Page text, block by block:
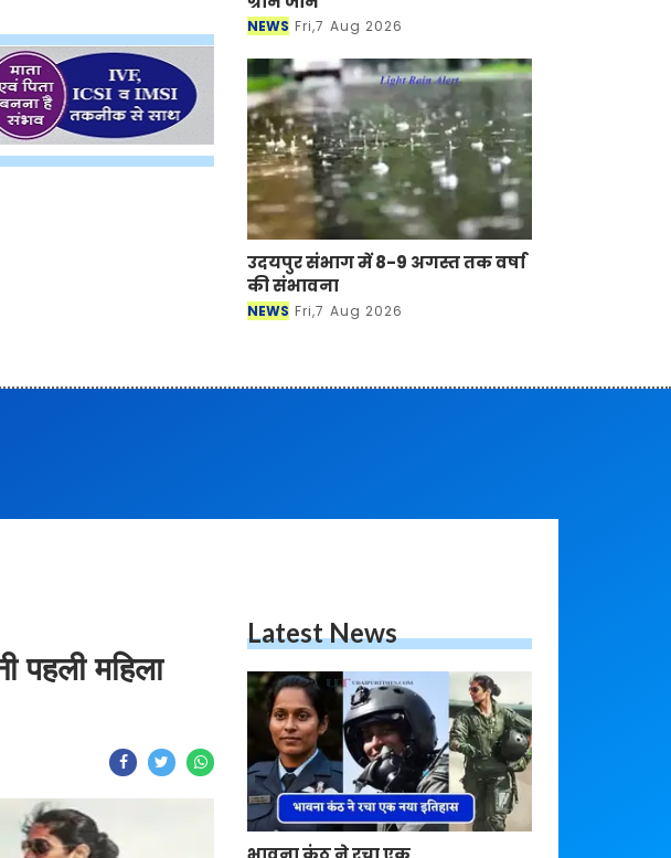
उदयपुर संभाग में 8-9 अगस्त तक
वर्षा की संभावना
NEWS Fri,7 Aug 2026
महिला
भावना कंठ ने रचा एक
नया इतिहास, भारतीय वायुसेना की
बनी पहली महिला फाइटर पायलट